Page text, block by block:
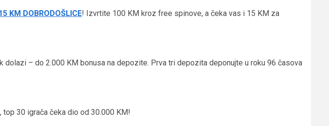
KM DOBRODOŠLICE! Izvrtite 100 KM kroz free spinove, a čeka vas i 15 KM za
dolazi – do 2.000 KM bonusa na depozite. Prva tri depozita deponujte u roku 96 časova
, top 30 igrača čeka dio od 30.000 KM!